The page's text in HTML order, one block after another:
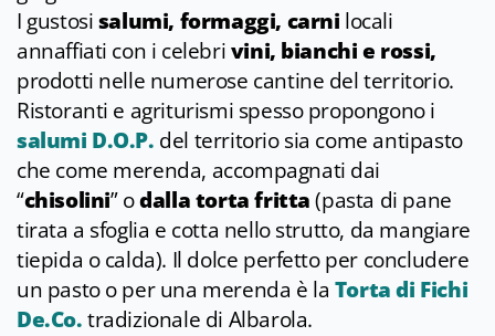
I gustosisalumi, formaggi, carni locali
annaffiati con i celebrivini, bianchi e rossi,
prodotti nelle numerose cantine del territorio.
Ristoranti e agriturismi spesso propongono i
salumi D.O.P. del territorio sia come antipasto
che come merenda, accompagnati dai
“chisolini” odalla torta fritta(pasta di pane
tirata a sfoglia e cotta nello strutto, da mangiare
tiepida o calda). Il dolce perfetto per concludere
un pasto o per una merenda è la Torta di Fichi
De.Co.tradizionale di Albarola.